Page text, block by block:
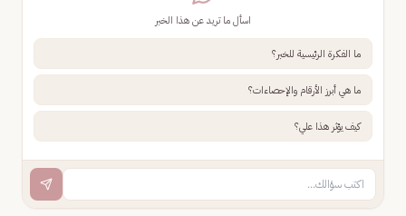
اسأل ما تريد عن هذا الخبر
ما الفكرة الرئيسية للخبر؟
ما هي أبرز الأرقام والإحصاءات؟
كيف يؤثر هذا علي؟